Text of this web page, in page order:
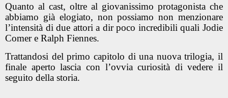
Quanto al cast, oltre al giovanissimo protagonista che
abbiamo già elogiato, non possiamo non menzionare
l’intensità di due attori a dir poco incredibili quali Jodie
Comer e Ralph Fiennes.
Trattandosi del primo capitolo di una nuova trilogia, il
finale aperto lascia con l’ovvia curiosità di vedere il
seguito della storia.